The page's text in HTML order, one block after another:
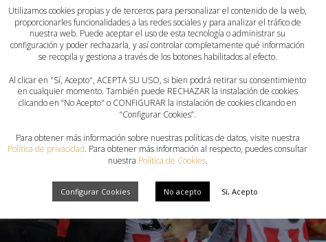
Utilizamos cookies propias y de terceros para personalizar el contenido de la web,
proporcionarles funcionalidades a las redes sociales y para analizar el tráfico de
nuestra web. Puede aceptar el uso de esta tecnología o administrar su
configuración y poder rechazarla, y así controlar completamente qué información
se recopila y gestiona a través de los botones habilitados al efecto.
Al clicar en "Sí, Acepto", ACEPTA SU USO, si bien podrá retirar su consentimiento
en cualquier momento. También puede RECHAZAR la instalación de cookies
clicando en “No Acepto" o CONFIGURAR la instalación de cookies clicando en
“Configurar Cookies”.
Para obtener más información sobre nuestras políticas de datos, visite nuestra
Política de privacidad. Para obtener más información al respecto, puedes consultar
nuestra Política de Cookies.
Configurar Cookies No acepto Sí, Acepto